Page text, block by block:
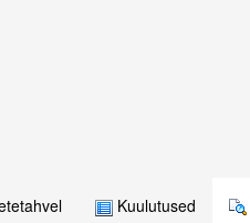
Kuulutused